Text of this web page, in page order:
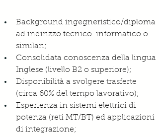
Background ingegneristico/diploma
ad indirizzo tecnico-informatico o
similari;
Consolidata conoscenza della lingua
Inglese (livello B2 o superiore);
Disponibilità a svolgere trasferte
(circa 60% del tempo lavorativo);
Esperienza in sistemi elettrici di
potenza (reti MT/BT) ed applicazioni
di integrazione;